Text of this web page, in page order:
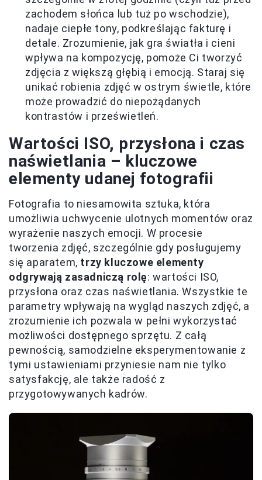
zachodem słońca lub tuż po wschodzie),
nadaje ciepłe tony, podkreślając fakturę i
detale. Zrozumienie, jak gra światła i cieni
wpływa na kompozycję, pomoże Ci tworzyć
zdjęcia z większą głębią i emocją. Staraj się
unikać robienia zdjęć w ostrym świetle, które
może prowadzić do niepożądanych
kontrastów i prześwietleń.
Wartości ISO, przysłona i czas
naświetlania – kluczowe
elementy udanej fotografii
Fotografia to niesamowita sztuka, która
umożliwia uchwycenie ulotnych momentów oraz
wyrażenie naszych emocji. W procesie
tworzenia zdjęć, szczególnie gdy posługujemy
się aparatem, trzy kluczowe elementy
odgrywają zasadniczą rolę: wartości ISO,
przysłona oraz czas naświetlania. Wszystkie te
parametry wpływają na wygląd naszych zdjęć, a
zrozumienie ich pozwala w pełni wykorzystać
możliwości dostępnego sprzętu. Z całą
pewnością, samodzielne eksperymentowanie z
tymi ustawieniami przyniesie nam nie tylko
satysfakcję, ale także radość z
przygotowywanych kadrów.